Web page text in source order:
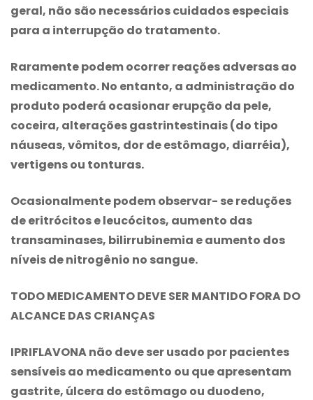
geral, não são necessários cuidados especiais
para a interrupção do tratamento.
Raramente podem ocorrer reações adversas ao
medicamento. No entanto, a administração do
produto poderá ocasionar erupção da pele,
coceira, alterações gastrintestinais (do tipo
náuseas, vômitos, dor de estômago, diarréia),
vertigens ou tonturas.
Ocasionalmente podem observar- se reduções
de eritrócitos e leucócitos, aumento das
transaminases, bilirrubinemia e aumento dos
níveis de nitrogênio no sangue.
TODO MEDICAMENTO DEVE SER MANTIDO FORA DO
ALCANCE DAS CRIANÇAS
IPRIFLAVONA não deve ser usado por pacientes
sensíveis ao medicamento ou que apresentam
gastrite, úlcera do estômago ou duodeno,